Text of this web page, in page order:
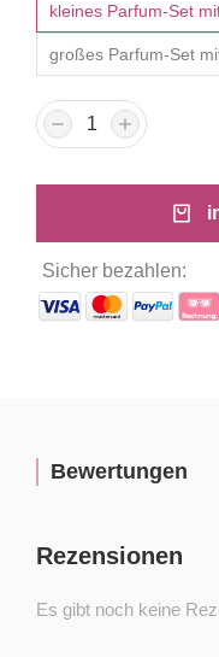
kleines Parfum-Set
großes Parfum-Set
Sicher bezahlen:
Bewertungen
Rezensionen
Es gibt noch keine